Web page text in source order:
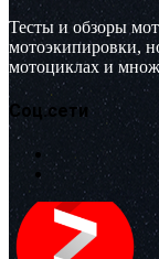
Тесты и обзоры
мотоэкипировки,
мотоциклах и
Соц.сети